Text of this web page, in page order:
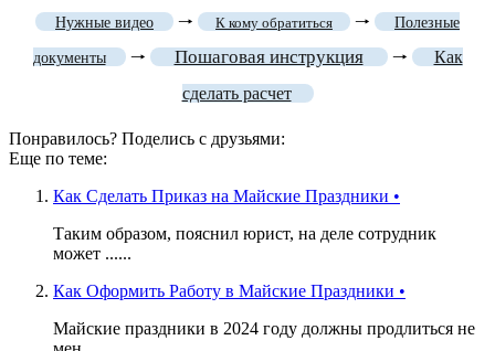
Нужные видео 🠒 К кому обратиться 🠒 Полезные
документы 🠒 Пошаговая инструкция 🠒
Как
сделать расчет
Понравилось? Поделись с друзьями:
Еще по теме:
Как Сделать Приказ на Майские Праздники •
Таким образом, пояснил юрист, на деле сотрудник
может ......
Как Оформить Работу в Майские Праздники •
Майские праздники в 2024 году должны продлиться не